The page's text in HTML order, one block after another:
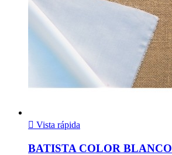
 Vista rápida
BATISTA COLOR BLANCO